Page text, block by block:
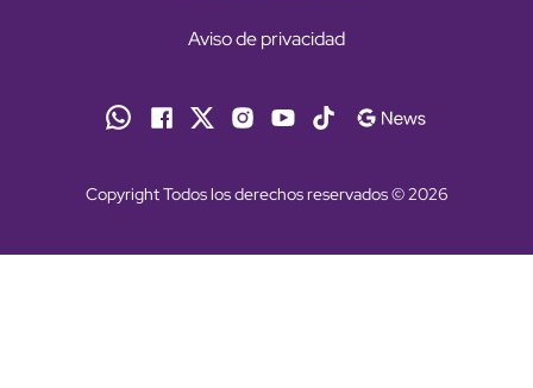
Aviso de privacidad
Copyright Todos los derechos reservados © 2026